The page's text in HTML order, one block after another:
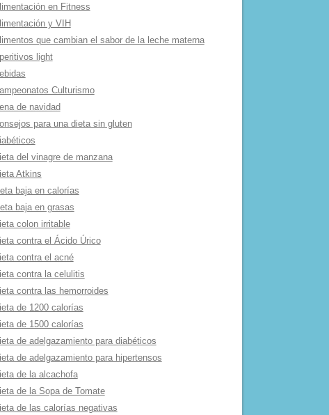
en Fitness
y VIH
que cambian el sabor de la leche materna
light
Culturismo
de navidad
para una dieta sin gluten
del vinagre de manzana
Atkins
baja en calorí­as
baja en grasas
colon irritable
contra el Ácido Úrico
contra el acné
contra la celulitis
contra las hemorroides
de 1200 calorí­as
de 1500 calorí­as
de adelgazamiento para diabéticos
de adelgazamiento para hipertensos
de la alcachofa
de la Sopa de Tomate
de las calorí­as negativas